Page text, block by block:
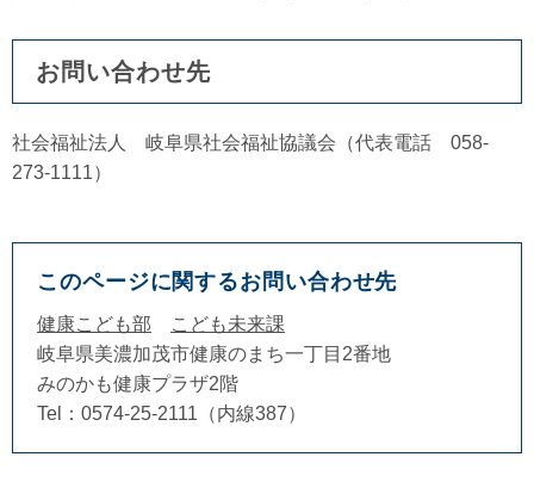
お問い合わせ先
社会福祉法人 岐阜県社会福祉協議会（代表電話 058-
273-1111）
このページに関するお問い合わせ先
健康こども部
こども未来課
岐阜県美濃加茂市健康のまち一丁目2番地
みのかも健康プラザ2階
Tel：0574-25-2111（内線387）